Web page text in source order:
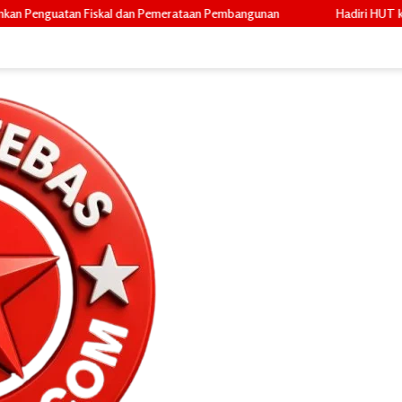
Pembangunan Hadiri HUT ke-69 Riau, Bupati Asmar